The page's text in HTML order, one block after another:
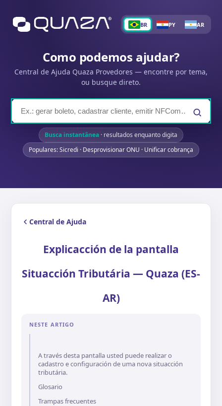
BR PY AR
Como podemos ajudar?
Central de Ajuda Quaza Provedores — encontre por tema,
ou busque direto.
Busca instantânea · resultados enquanto digita
Populares: Sicredi · Desprovisionar ONU · Unificar cobrança
Central de Ajuda
Explicacción de la pantalla
Situacción Tributária — Quaza (ES-
AR)
NESTE ARTIGO
A través desta pantalla usted puede realizar o
cadastro e configuración de uma nova situacción
tributária.
Glosario
Trampas frecuentes